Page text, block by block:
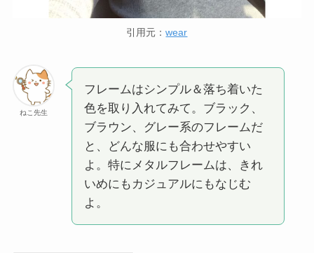
引用元：wear
ねこ先生
フレームはシンプル＆落ち着いた
色を取り入れてみて。ブラック、
ブラウン、グレー系のフレームだ
と、どんな服にも合わせやすい
よ。特にメタルフレームは、きれ
いめにもカジュアルにもなじむ
よ。